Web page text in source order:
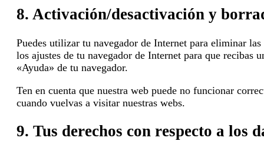
8. Activación/desactivación y
Puedes utilizar tu navegador de Internet para eliminar
los ajustes de tu navegador de Internet para que recibas
«Ayuda» de tu navegador.
Ten en cuenta que nuestra web puede no funcionar
cuando vuelvas a visitar nuestras webs.
9. Tus derechos con respecto a los